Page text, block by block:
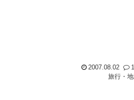
2007.08.02
旅行・